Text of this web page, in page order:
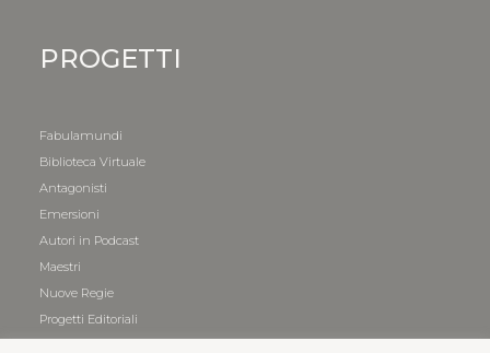
PROGETTI
Fabulamundi
Biblioteca Virtuale
Antagonisti
Emersioni
Autori in Podcast
Maestri
Nuove Regie
Progetti Editoriali